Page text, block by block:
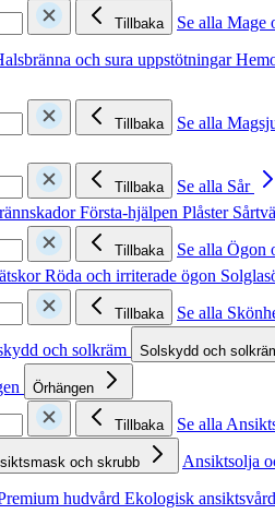
Tillbaka
Se alla Mage
och sura uppstötningar
Tillbaka
Se alla
Tillbaka
Se alla Sår
Första-hjälpen Plåster
Tillbaka
Se alla Ögon
Röda och irriterade ögon
Tillbaka
Se alla
och solkräm Solskydd och
Örhängen
Tillbaka
Se alla
och skrubb Ansiktsolja
hudvård Ekologisk ansiktsvård